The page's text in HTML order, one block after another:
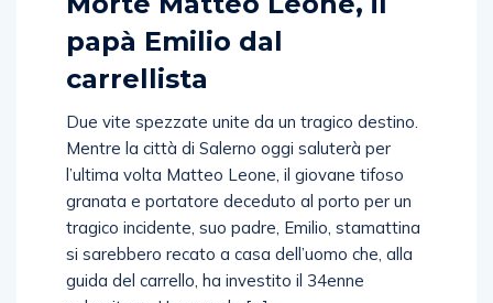
papà Emilio dal
carrellista
Mentre la città di Salerno oggi saluterà per
l’ultima volta Matteo Leone, il giovane tifoso
granata e portatore deceduto al porto per un
tragico incidente, suo padre, Emilio, stamattina
si sarebbero recato a casa dell’uomo che, alla
guida del carrello, ha investito il 34enne
salernitano. Una parola […]